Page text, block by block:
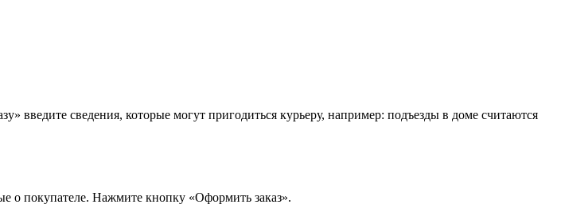
введите сведения, которые могут пригодиться курьеру, например: подъезды в доме считаются
о покупателе. Нажмите кнопку «Оформить заказ».